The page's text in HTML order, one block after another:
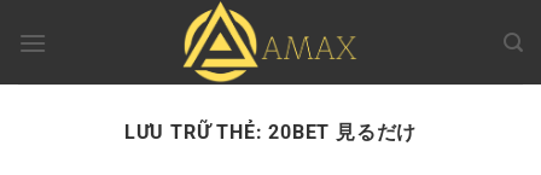
đến
LƯU TRỮ THẺ:20BET 見るだけ